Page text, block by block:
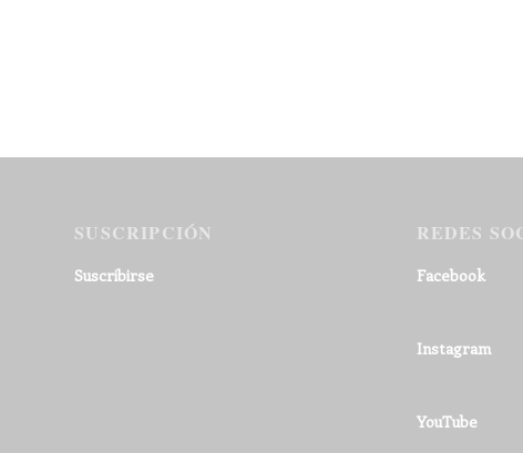
SUSCRIPCIÓN
Suscribirse
REDES
Facebook
Instagram
YouTube